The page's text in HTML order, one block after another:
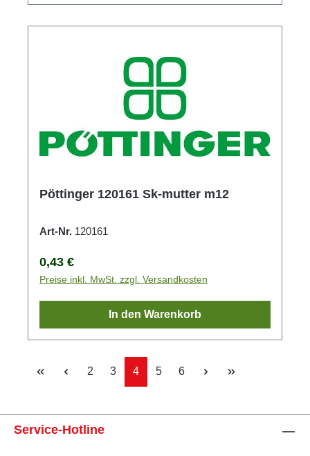
Pöttinger 120161 Sk-mutter m12
Art-Nr. 120161
Regulärer Preis:
0,43 €
Preise inkl. MwSt. zzgl. Versandkosten
In den Warenkorb
Seite
2 Seite
3 Seite
4 Seite
5 Seite
6
Service-Hotline